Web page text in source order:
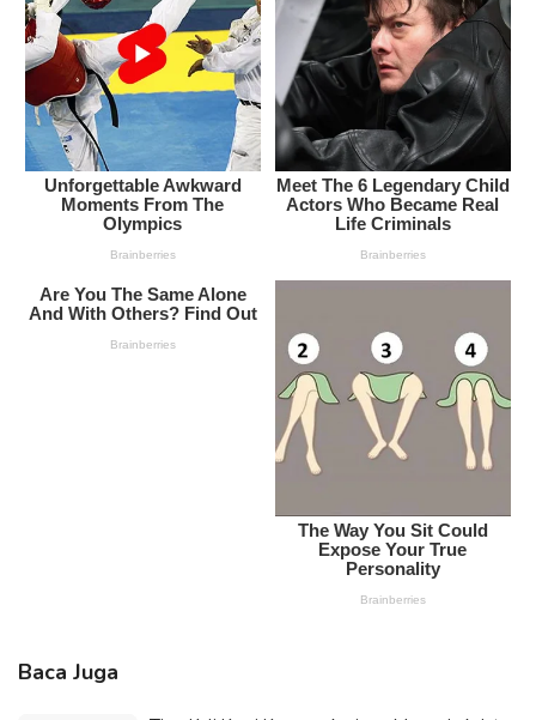
Baca Juga